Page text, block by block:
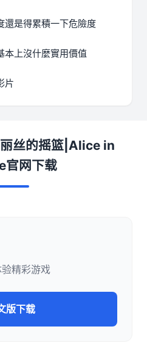
還是得累積一下危險度
本上沒什麼實用價值
片
丝的摇篮|Alice in
官网下载
精彩游戏
版下载